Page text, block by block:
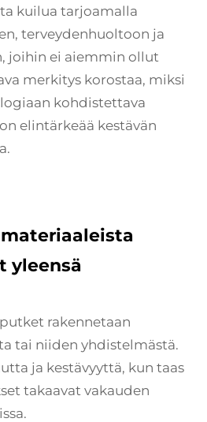
kuilua tarjoamalla
terveydenhuoltoon ja
joihin ei aiemmin ollut
merkitys korostaa, miksi
kohdistettava
elintärkeää kestävän
yleensä
rakennetaan
tai niiden yhdistelmästä.
ja kestävyyttä, kun taas
takaavat vakauden